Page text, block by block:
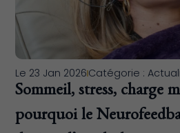
Le 23 Jan 2026Catégorie :
Sommeil, stress, charge
pourquoi le